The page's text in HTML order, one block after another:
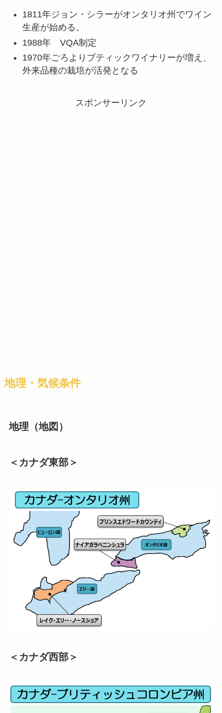
1811年ジョン・シラーがオンタリオ州でワイン
生産が始める。
1988年 VQA制定
1970年ごろよりブティックワイナリーが増え、
外来品種の栽培が活発となる
スポンサーリンク
地理・気候条件
地理（地図）
＜カナダ東部＞
＜カナダ西部＞